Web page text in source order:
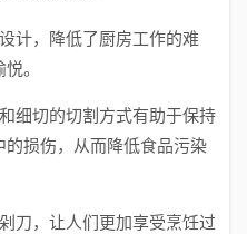
计，降低了厨房工作的难
。
细切的切割方式有助于保持
损伤，从而降低食品污染
刀，让人们更加享受烹饪过